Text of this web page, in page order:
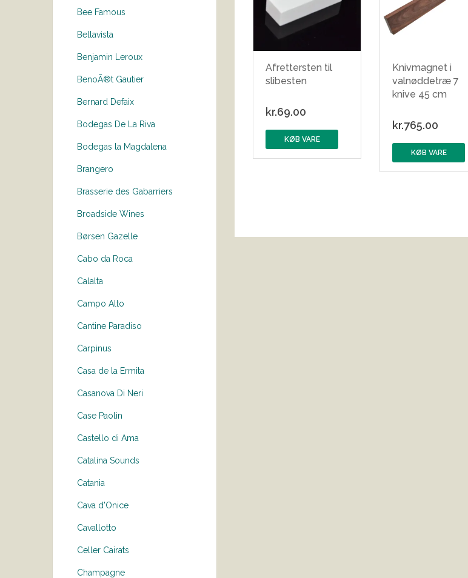
Bee Famous
Bellavista
Benjamin Leroux
BenoÃ®t Gautier
Bernard Defaix
Bodegas De La Riva
Bodegas la Magdalena
Brangero
Brasserie des Gabarriers
Broadside Wines
Børsen Gazelle
Cabo da Roca
Calalta
Campo Alto
Cantine Paradiso
Carpinus
Casa de la Ermita
Casanova Di Neri
Case Paolin
Castello di Ama
Catalina Sounds
Catania
Cava d'Onice
Cavallotto
Celler Cairats
Champagne
Afrettersten til
slibesten
kr.69.00
KØB VARE
Knivmagnet i
valnøddetræ 7
knive 45 cm
kr.765.00
KØB VARE